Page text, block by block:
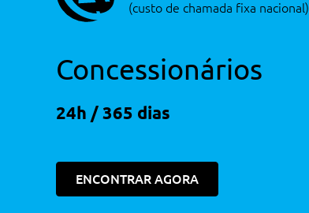
(custo de chamada fixa nacional)
Concessionários
24h / 365 dias
ENCONTRAR AGORA